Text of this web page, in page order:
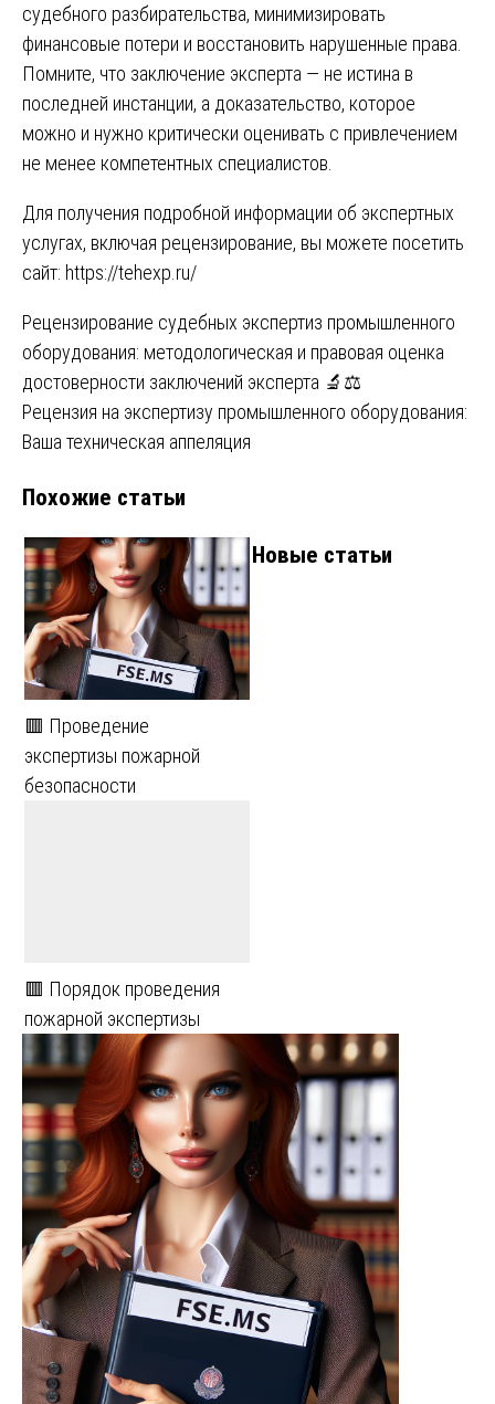
судебного разбирательства, минимизировать
финансовые потери и восстановить нарушенные права.
Помните, что заключение эксперта — не истина в
последней инстанции, а доказательство, которое
можно и нужно критически оценивать с привлечением
не менее компетентных специалистов.
Для получения подробной информации об экспертных
услугах, включая рецензирование, вы можете посетить
сайт: https://tehexp.ru/
Навигация
по
записям
Рецензирование судебных экспертиз промышленного
оборудования: методологическая и правовая оценка
достоверности заключений эксперта 🔬⚖️
Рецензия на экспертизу промышленного оборудования:
Ваша техническая аппеляция
Похожие статьи
🟥 Проведение
экспертизы пожарной
безопасности
🟥 Порядок проведения
пожарной экспертизы
Новые статьи